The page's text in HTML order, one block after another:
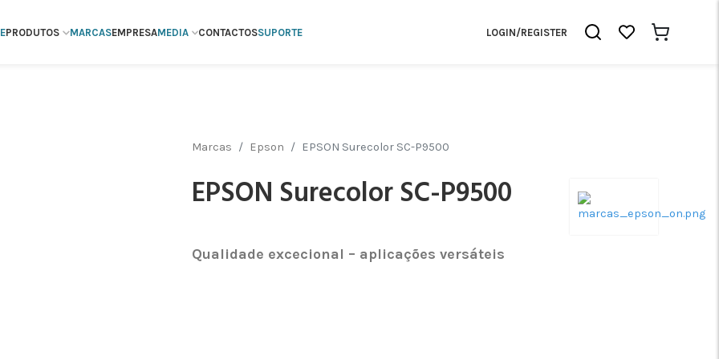
PRODUTOS MARCASEMPRESAMEDIA CONTACTOSSUPORTE LOGIN/REGISTER
Marcas Epson EPSON Surecolor SC-P9500
EPSON Surecolor SC-P9500
Qualidade excecional – aplicações versáteis